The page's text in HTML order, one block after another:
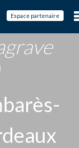
Espace partenaire